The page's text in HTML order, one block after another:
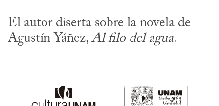
El autor diserta sobre la novela de
Agustín Yáñez, Al filo del agua.